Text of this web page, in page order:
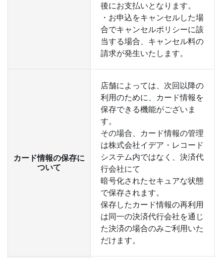
後にお支払いとなります。
・お申込をキャンセルした場
合でキャンセルポリシーに該
当する場合、キャンセル料の
請求が発生いたします。
カード情報の保存に
ついて
店舗によっては、次回以降の
利用のために、カード情報を
保存できる機能がございま
す。
その場合、カード情報の管理
は株式会社イデア・レコード
システム内ではなく、決済代
行会社にて
暗号化されたセキュアな状態
で保存されます。
保存したカード情報の再利用
は同一の決済代行会社を通じ
た決済の場合のみご利用いた
だけます。